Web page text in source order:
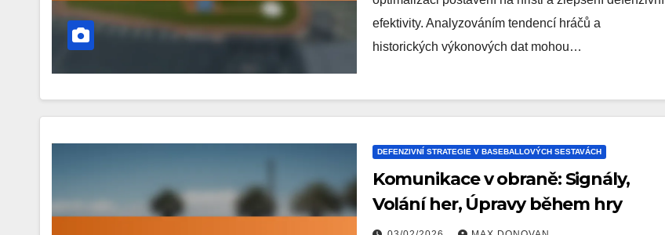
efektivity. Analyzováním tendencí hráčů a
historických výkonových dat mohou…
DEFENZIVNÍ STRATEGIE V BASEBALLOVÝCH SESTAVÁCH
Komunikace v obraně: Signály,
Volání her, Úpravy během hry